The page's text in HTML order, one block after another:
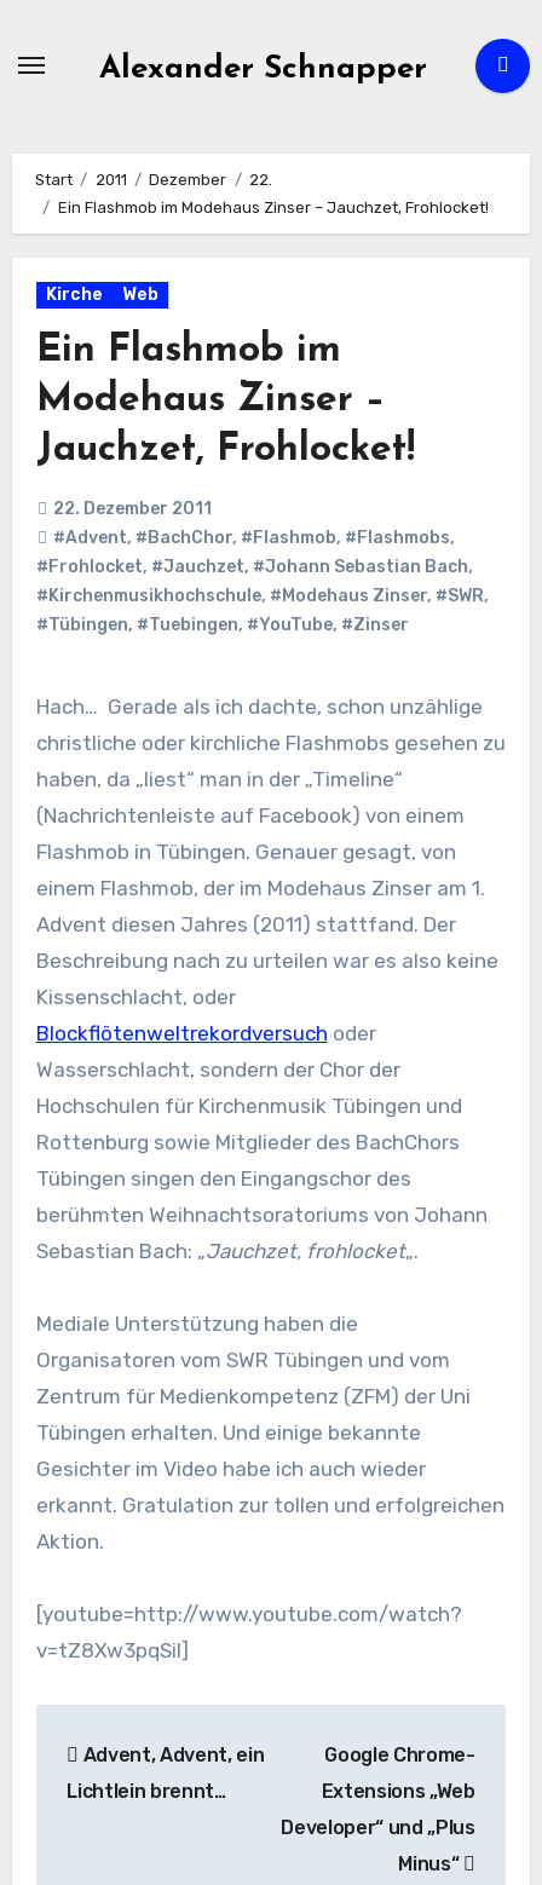
Alexander Schnapper
Start 2011 Dezember
22.
Ein Flashmob im Modehaus Zinser – Jauchzet, Frohlocket!
Kirche Web
Ein Flashmob im
Modehaus Zinser –
Jauchzet, Frohlocket!
22. Dezember 2011
#Advent, #BachChor, #Flashmob, #Flashmobs,
#Frohlocket, #Jauchzet, #Johann Sebastian Bach,
#Kirchenmusikhochschule, #Modehaus Zinser, #SWR,
#Tübingen, #Tuebingen, #YouTube, #Zinser
Hach… Gerade als ich dachte, schon unzählige
christliche oder kirchliche Flashmobs gesehen zu
haben, da „liest“ man in der „Timeline“
(Nachrichtenleiste auf Facebook) von einem
Flashmob in Tübingen. Genauer gesagt, von
einem Flashmob, der im Modehaus Zinser am 1.
Advent diesen Jahres (2011) stattfand. Der
Beschreibung nach zu urteilen war es also keine
Kissenschlacht, oder
Blockflötenweltrekordversuch oder
Wasserschlacht, sondern der Chor der
Hochschulen für Kirchenmusik Tübingen und
Rottenburg sowie Mitglieder des BachChors
Tübingen singen den Eingangschor des
berühmten Weihnachtsoratoriums von Johann
Sebastian Bach: „Jauchzet, frohlocket„.
Mediale Unterstützung haben die
Organisatoren vom SWR Tübingen und vom
Zentrum für Medienkompetenz (ZFM) der Uni
Tübingen erhalten. Und einige bekannte
Gesichter im Video habe ich auch wieder
erkannt. Gratulation zur tollen und erfolgreichen
Aktion.
[youtube=http://www.youtube.com/watch?
v=tZ8Xw3pqSiI]
Advent, Advent, ein
Lichtlein brennt…
Google Chrome-
Extensions „Web
Developer“ und „Plus
Minus“